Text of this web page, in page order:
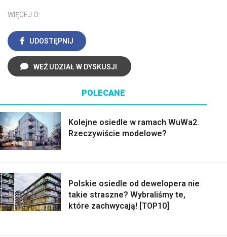
WIĘCEJ O:
UDOSTĘPNIJ
WEŹ UDZIAŁ W DYSKUSJI
POLECANE
Kolejne osiedle w ramach WuWa2.
Rzeczywiście modelowe?
Polskie osiedle od dewelopera nie
takie straszne? Wybraliśmy te,
które zachwycają! [TOP10]